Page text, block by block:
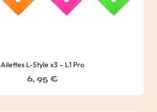
Ailettes L-Style x3 – L1 Pro
6, 95 €